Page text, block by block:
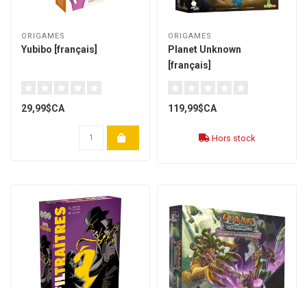
ORIGAMES
Yubibo [français]
29,99$CA
ORIGAMES
Planet Unknown
[français]
119,99$CA
Hors stock